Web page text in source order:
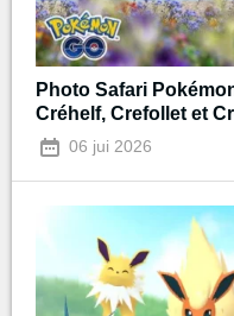
Photo Safari
Créhelf, Crefollet et
06 jui 2026